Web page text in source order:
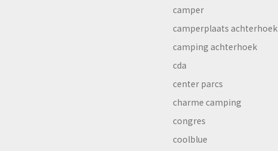
camper
camperplaats achterhoek
camping achterhoek
cda
center parcs
charme camping
congres
coolblue